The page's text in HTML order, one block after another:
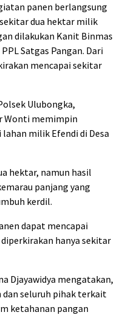
panen berlangsung
sekitar dua hektar milik
dilakukan Kanit Binmas
Satgas Pangan. Dari
mencapai sekitar
Ulubongka,
Wonti memimpin
milik Efendi di Desa
hektar, namun hasil
panjang yang
kerdil.
dapat mencapai
hanya sekitar
Djayawidya mengatakan,
seluruh pihak terkait
ketahanan pangan